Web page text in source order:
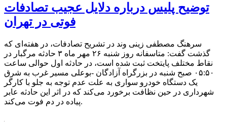
توضیح پلیس درباره دلایل عجیب تصادفات
فوتی در تهران
سرهنگ مصطفی زینی وند در تشریح تصادفات، در هفته‌ای که
گذشت گفت: متاسفانه روز شنبه ۲۶ مهر ماه ۳ حادثه مرگبار در
نقاط مختلف پایتخت ثبت شده است، در حادثه اول حوالی ساعت
۰۵:۵۰ صبح شنبه در بزرگراه آزادگان -بوعلی مسیر غرب به شرق
یک دستگاه خودرو سواری به علت عدم توجه به جلو با کارگر
شهرداری در حین نظافت برخورد می‌کند که در اثر این حادثه عابر
پیاده در دم فوت می‌کند.